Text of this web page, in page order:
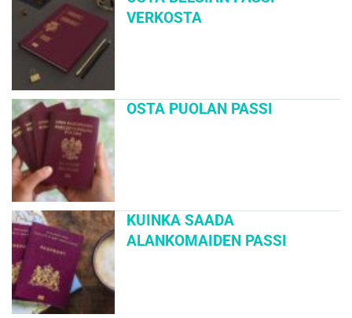
VERKOSTA
OSTA PUOLAN PASSI
KUINKA SAADA
ALANKOMAIDEN PASSI